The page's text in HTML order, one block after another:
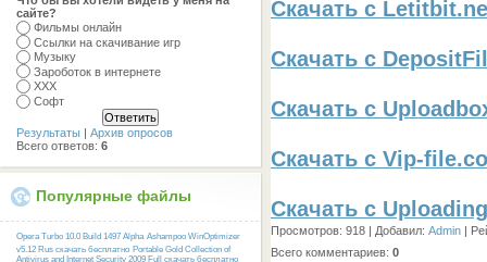
сайте?
Фильмы онлайн
Ссылки на скачивание игр
Музыку
Зароботок в интернете
ХХХ
Софт
Результаты | Архив опросов
Всего ответов: 6
Популярные файлы
Opera Turbo 10.0 Build 1497 Alpha Ashampoo WinOptimizer
v5.12 Rus скачать бесплатно Portable Gold Collection of
Antivirus and Internet Security 2009 Full скачать бесплатно
Скачать с
Скачать с
Скачать с
Скачать с Vip-
Скачать с
Просмотров: 918 | Добавил: Admin |
Всего комментариев: 0